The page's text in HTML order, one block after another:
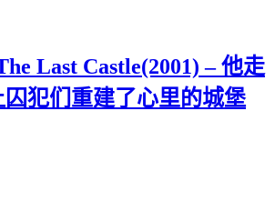
Last Castle(2001) – 他走
犯们重建了心里的城堡